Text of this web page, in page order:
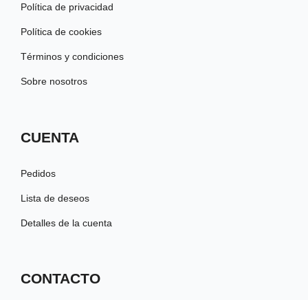
Política de privacidad
Política de cookies
Términos y condiciones
Sobre nosotros
CUENTA
Pedidos
Lista de deseos
Detalles de la cuenta
CONTACTO